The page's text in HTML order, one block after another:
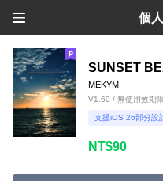
個
SUNSET
MEKYM
V1.60 / 無使用效期
支援iOS 26部分設
NT$90